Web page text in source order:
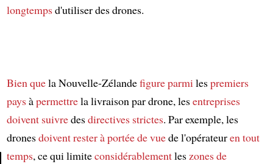
longtempsd'utiliser des drones.
Bien quela Nouvelle-Zélandefigure parmilespremiers
paysàpermettrela livraison par drone, lesentreprises
doivent suivredesdirectives strictes. Par exemple, les
dronesdoivent resterà portée de vuede l'opérateuren tout
temps, ce qui limiteconsidérablementleszones de